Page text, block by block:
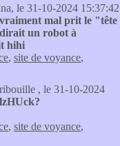
le 31-10-2024 15:37:42
mal prit le "tête
un robot à
hihi
, site de voyance,
, le 31-10-2024
, site de voyance,